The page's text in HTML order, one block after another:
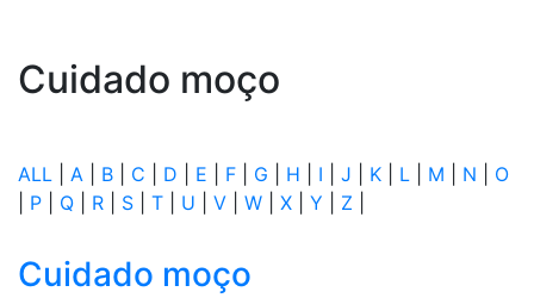
Cuidado moço
ALL A B C D E F G H I J K L M N
O
P Q R S T U V W X Y Z
Cuidado moço